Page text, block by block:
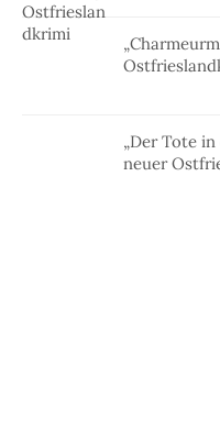
„Der Tote
neuer